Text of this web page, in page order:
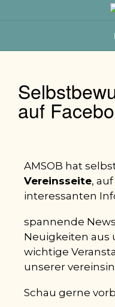
auf
AMSOB hat
Vereinsseite,
interessanten
spannende
Neuigkeiten aus
wichtige
unserer
Schau gerne